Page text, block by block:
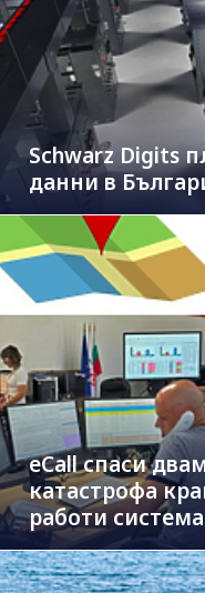
Schwarz Digits
данни в
eCall спаси
катастрофа
работи
новите коли